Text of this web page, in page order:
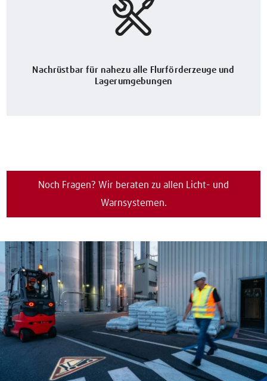
Nachrüstbar für nahezu alle Flurförderzeuge und
Lagerumgebungen
Noch Fragen? Wir beraten zu allen Licht- und
Warnsystemen.